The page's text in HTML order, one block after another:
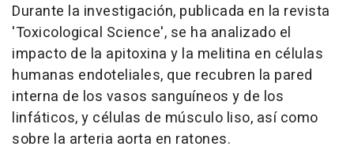
Durante la investigación, publicada en la revista
'Toxicological Science', se ha analizado el
impacto de la apitoxina y la melitina en células
humanas endoteliales, que recubren la pared
interna de los vasos sanguíneos y de los
linfáticos, y células de músculo liso, así como
sobre la arteria aorta en ratones.